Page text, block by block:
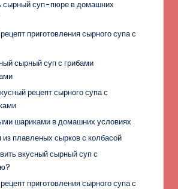
сырный суп-пюре в домашних
приготовления сырного супа с
сырный суп с грибами
рецепт сырного супа с
шариками в домашних условиях
плавленых сырков с колбасой
вкусный сырный суп с
приготовления сырного супа с